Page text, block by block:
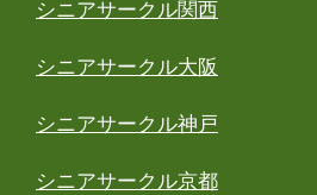
シニアサークル関西
シニアサークル大阪
シニアサークル神戸
シニアサークル京都